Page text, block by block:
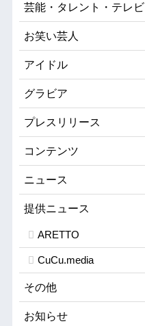
芸能・タレント・テレビ
お笑い芸人
アイドル
グラビア
プレスリリース
コンテンツ
ニュース
提供ニュース
ARETTO
CuCu.media
その他
お知らせ